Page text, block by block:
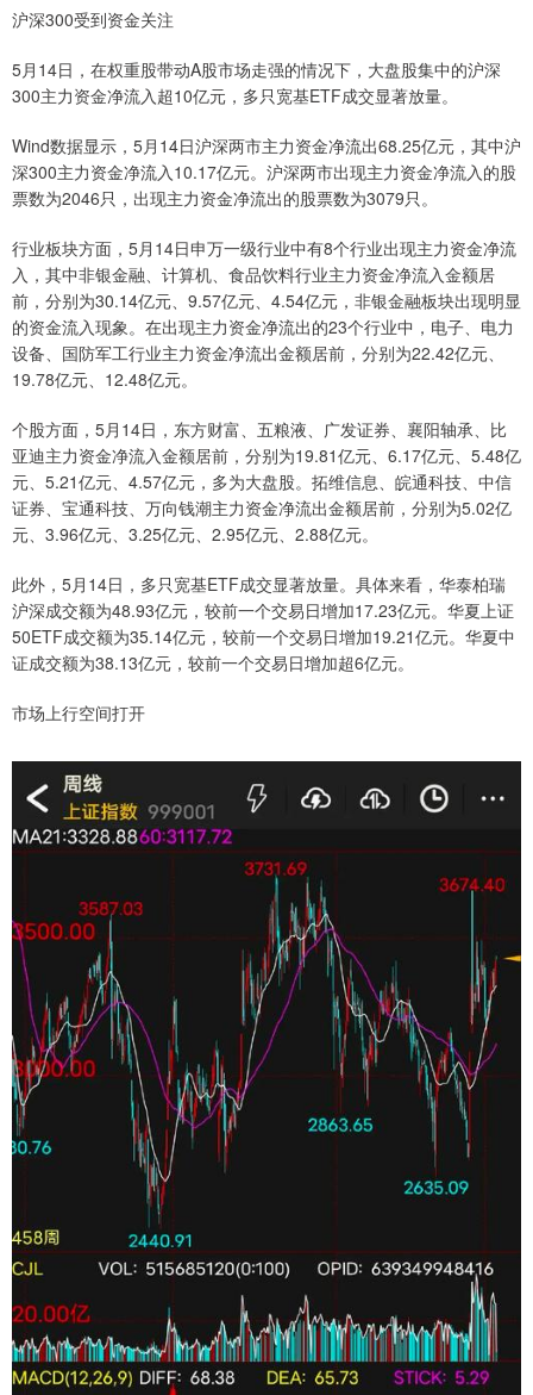
沪深300受到资金关注
5月14日，在权重股带动A股市场走强的情况下，大盘股集中的沪深
300主力资金净流入超10亿元，多只宽基ETF成交显著放量。
Wind数据显示，5月14日沪深两市主力资金净流出68.25亿元，其中沪
深300主力资金净流入10.17亿元。沪深两市出现主力资金净流入的股
票数为2046只，出现主力资金净流出的股票数为3079只。
行业板块方面，5月14日申万一级行业中有8个行业出现主力资金净流
入，其中非银金融、计算机、食品饮料行业主力资金净流入金额居
前，分别为30.14亿元、9.57亿元、4.54亿元，非银金融板块出现明显
的资金流入现象。在出现主力资金净流出的23个行业中，电子、电力
设备、国防军工行业主力资金净流出金额居前，分别为22.42亿元、
19.78亿元、12.48亿元。
个股方面，5月14日，东方财富、五粮液、广发证券、襄阳轴承、比
亚迪主力资金净流入金额居前，分别为19.81亿元、6.17亿元、5.48亿
元、5.21亿元、4.57亿元，多为大盘股。拓维信息、皖通科技、中信
证券、宝通科技、万向钱潮主力资金净流出金额居前，分别为5.02亿
元、3.96亿元、3.25亿元、2.95亿元、2.88亿元。
此外，5月14日，多只宽基ETF成交显著放量。具体来看，华泰柏瑞
沪深成交额为48.93亿元，较前一个交易日增加17.23亿元。华夏上证
50ETF成交额为35.14亿元，较前一个交易日增加19.21亿元。华夏中
证成交额为38.13亿元，较前一个交易日增加超6亿元。
市场上行空间打开